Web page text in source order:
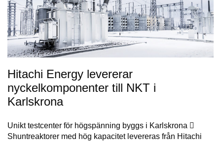
Hitachi Energy levererar
nyckelkomponenter till NKT i
Karlskrona
Unikt testcenter för högspänning byggs i Karlskrona 
Shuntreaktorer med hög kapacitet levereras från Hitachi